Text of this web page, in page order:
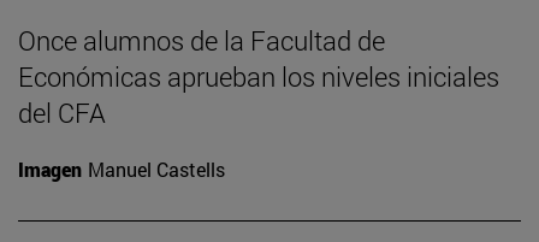
Once alumnos de la Facultad de
Económicas aprueban los niveles iniciales
del CFA
Imagen Manuel Castells